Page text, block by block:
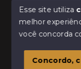
Olá!
© Copyright 2026
SITE PARA IMOBILIARIA
Esse site utiliza
melhor
você concorda
Concordo,